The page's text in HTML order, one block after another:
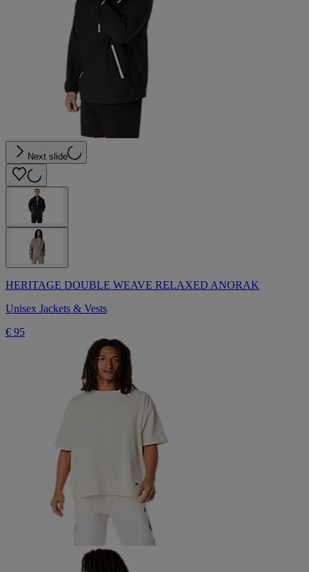
Next slide
HERITAGE DOUBLE WEAVE RELAXED ANORAK
Unisex Jackets & Vests
€ 95